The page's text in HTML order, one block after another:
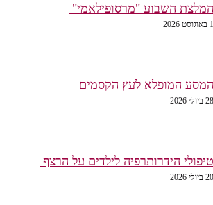
המלצת השבוע "מרסופילאמי"
1 באוגוסט 2026
המסע המופלא לעץ הקסמים
28 ביולי 2026
טיפולי הידרותרפיה לילדים על הרצף
20 ביולי 2026